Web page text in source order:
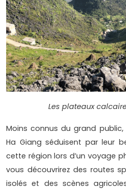
Les plateaux
Moins connus du grand
Ha Giang séduisent par leur
cette région lors d’un voyage
vous découvrirez des routes
isolés et des scènes